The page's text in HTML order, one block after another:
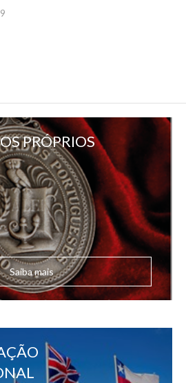
PRÓPRIOS
Saiba mais